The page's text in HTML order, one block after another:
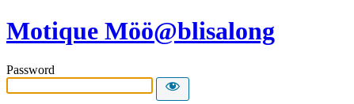
Motique Möö@blisalong
Password